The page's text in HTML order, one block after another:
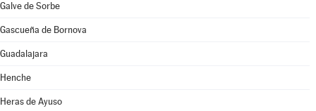
Galve de Sorbe
Gascueña de Bornova
Guadalajara
Henche
Heras de Ayuso